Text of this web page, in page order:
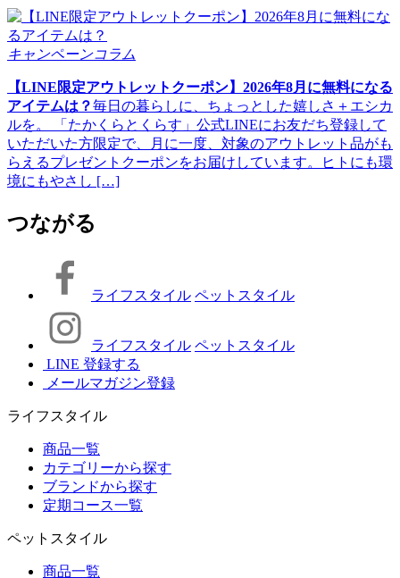
キャンペーンコラム
【LINE限定アウトレットクーポン】2026年8月に無料になる
アイテムは？毎日の暮らしに、ちょっとした嬉しさ＋エシカ
ルを。 「たかくらとくらす」公式LINEにお友だち登録して
いただいた方限定で、月に一度、対象のアウトレット品がも
らえるプレゼントクーポンをお届けしています。ヒトにも環
境にもやさし […]
つながる
ライフスタイル ペットスタイル
ライフスタイル ペットスタイル
LINE 登録する
メールマガジン登録
ライフスタイル
商品一覧
カテゴリーから探す
ブランドから探す
定期コース一覧
ペットスタイル
商品一覧